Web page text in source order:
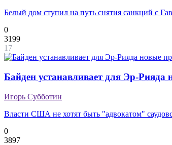
Белый дом ступил на путь снятия санкций с
0
3199
17
Байден устанавливает для Эр-
Игорь Субботин
Власти США не хотят быть "адвокатом"
0
3897